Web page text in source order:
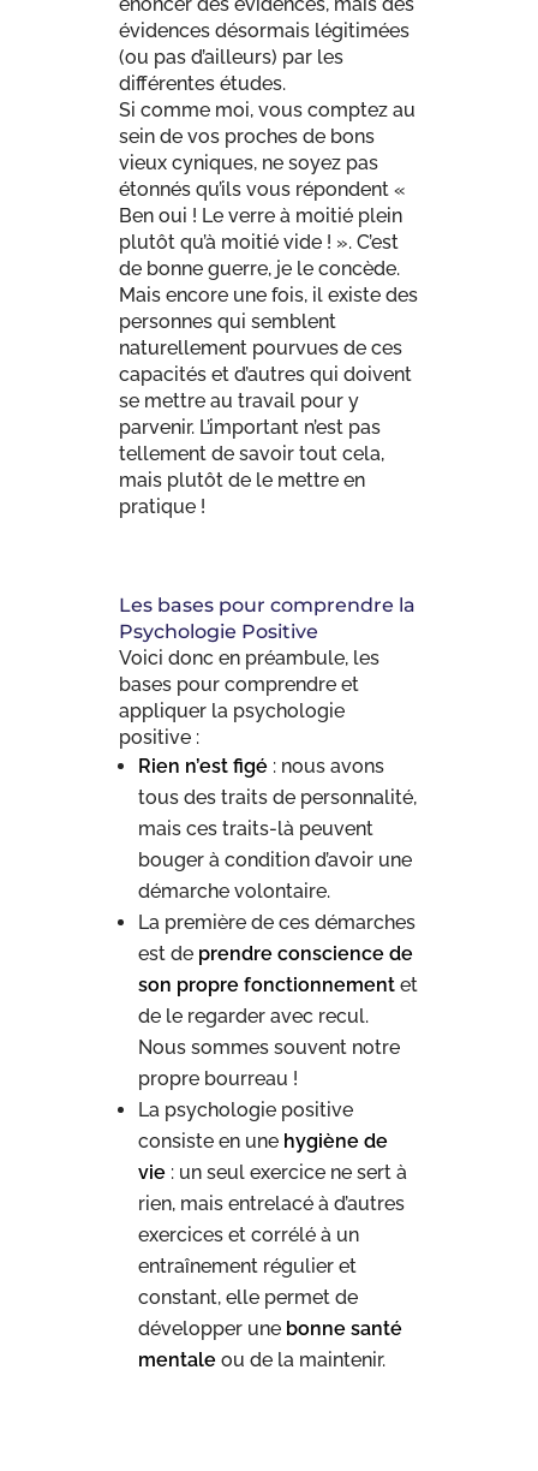
évidences désormais légitimées
(ou pas d’ailleurs) par les
différentes études.
Si comme moi, vous comptez au
sein de vos proches de bons
vieux cyniques, ne soyez pas
étonnés qu’ils vous répondent «
Ben oui ! Le verre à moitié plein
plutôt qu’à moitié vide ! ». C’est
de bonne guerre, je le concède.
Mais encore une fois, il existe des
personnes qui semblent
naturellement pourvues de ces
capacités et d’autres qui doivent
se mettre au travail pour y
parvenir. L’important n’est pas
tellement de savoir tout cela,
mais plutôt de le mettre en
pratique !
Les bases pour comprendre la
Psychologie Positive
Voici donc en préambule, les
bases pour comprendre et
appliquer la psychologie
positive :
Rien n’est figé: nous avons
tous des traits de personnalité,
mais ces traits-là peuvent
bouger à condition d’avoir une
démarche volontaire.
La première de ces démarches
est de prendre conscience de
son propre fonctionnementet
de le regarder avec recul.
Nous sommes souvent notre
propre bourreau !
La psychologie positive
consiste en une hygiène de
vie: un seul exercice ne sert à
rien, mais entrelacé à d’autres
exercices et corrélé à un
entraînement régulier et
constant, elle permet de
développer une bonne santé
mentaleou de la maintenir.